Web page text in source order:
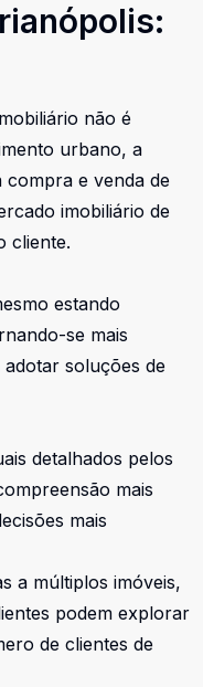
não é
urbano, a
compra e venda de
imobiliário de
cliente.
estando
se mais
soluções de
detalhados pelos
mais
mais
a múltiplos imóveis,
podem explorar
de clientes de